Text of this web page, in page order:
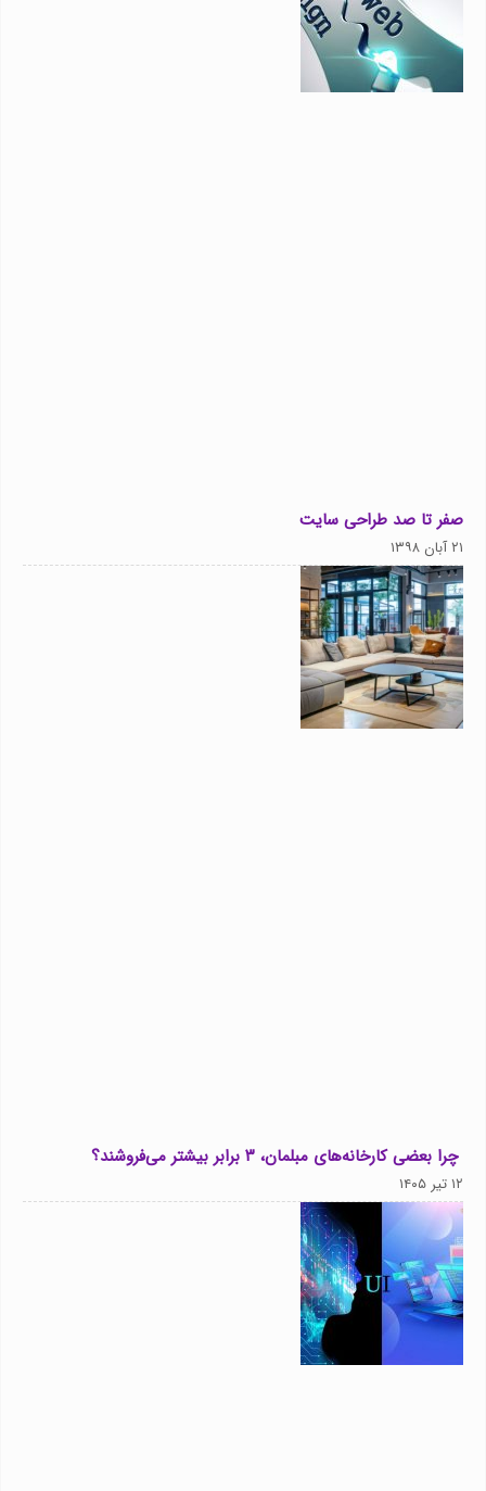
صفر تا صد طراحی سایت
۲۱ آبان ۱۳۹۸
چرا بعضی کارخانه‌های مبلمان، ۳ برابر بیشتر می‌فروشند؟
۱۲ تیر ۱۴۰۵